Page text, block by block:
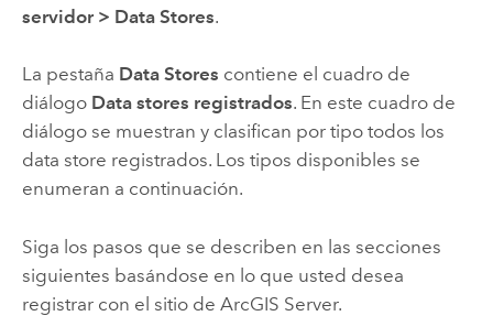
servidor > Data Stores.
La pestaña Data Stores contiene el cuadro de
diálogo Data stores registrados. En este cuadro de
diálogo se muestran y clasifican por tipo todos los
data store registrados. Los tipos disponibles se
enumeran a continuación.
Siga los pasos que se describen en las secciones
siguientes basándose en lo que usted desea
registrar con el sitio de ArcGIS Server.